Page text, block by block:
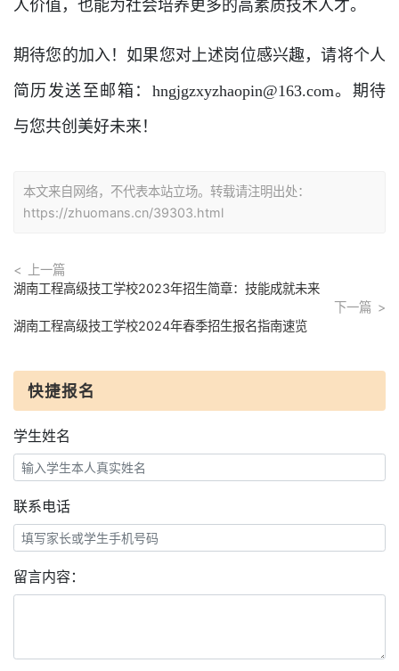
人价值，也能为社会培养更多的高素质技术人才。
期待您的加入！如果您对上述岗位感兴趣，请将个人
简历发送至邮箱：hngjgzxyzhaopin@163.com。期待
与您共创美好未来！
本文来自网络，不代表本站立场。转载请注明出处：
https://zhuomans.cn/39303.html
上一篇
湖南工程高级技工学校2023年招生简章：技能成就未来
下一篇
湖南工程高级技工学校2024年春季招生报名指南速览
快捷报名
学生姓名
联系电话
留言内容：